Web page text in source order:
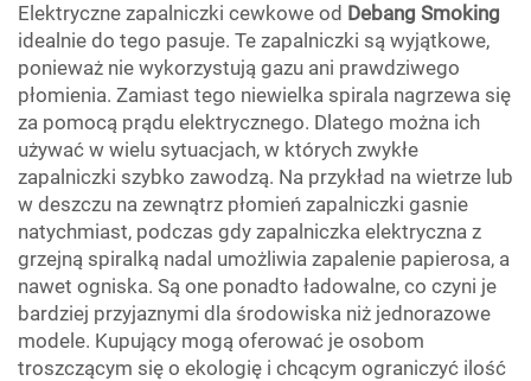
Elektryczne zapalniczki cewkowe od Debang Smoking
idealnie do tego pasuje. Te zapalniczki są wyjątkowe,
ponieważ nie wykorzystują gazu ani prawdziwego
płomienia. Zamiast tego niewielka spirala nagrzewa się
za pomocą prądu elektrycznego. Dlatego można ich
używać w wielu sytuacjach, w których zwykłe
zapalniczki szybko zawodzą. Na przykład na wietrze lub
w deszczu na zewnątrz płomień zapalniczki gasnie
natychmiast, podczas gdy zapalniczka elektryczna z
grzejną spiralką nadal umożliwia zapalenie papierosa, a
nawet ogniska. Są one ponadto ładowalne, co czyni je
bardziej przyjaznymi dla środowiska niż jednorazowe
modele. Kupujący mogą oferować je osobom
troszczącym się o ekologię i chcącym ograniczyć ilość